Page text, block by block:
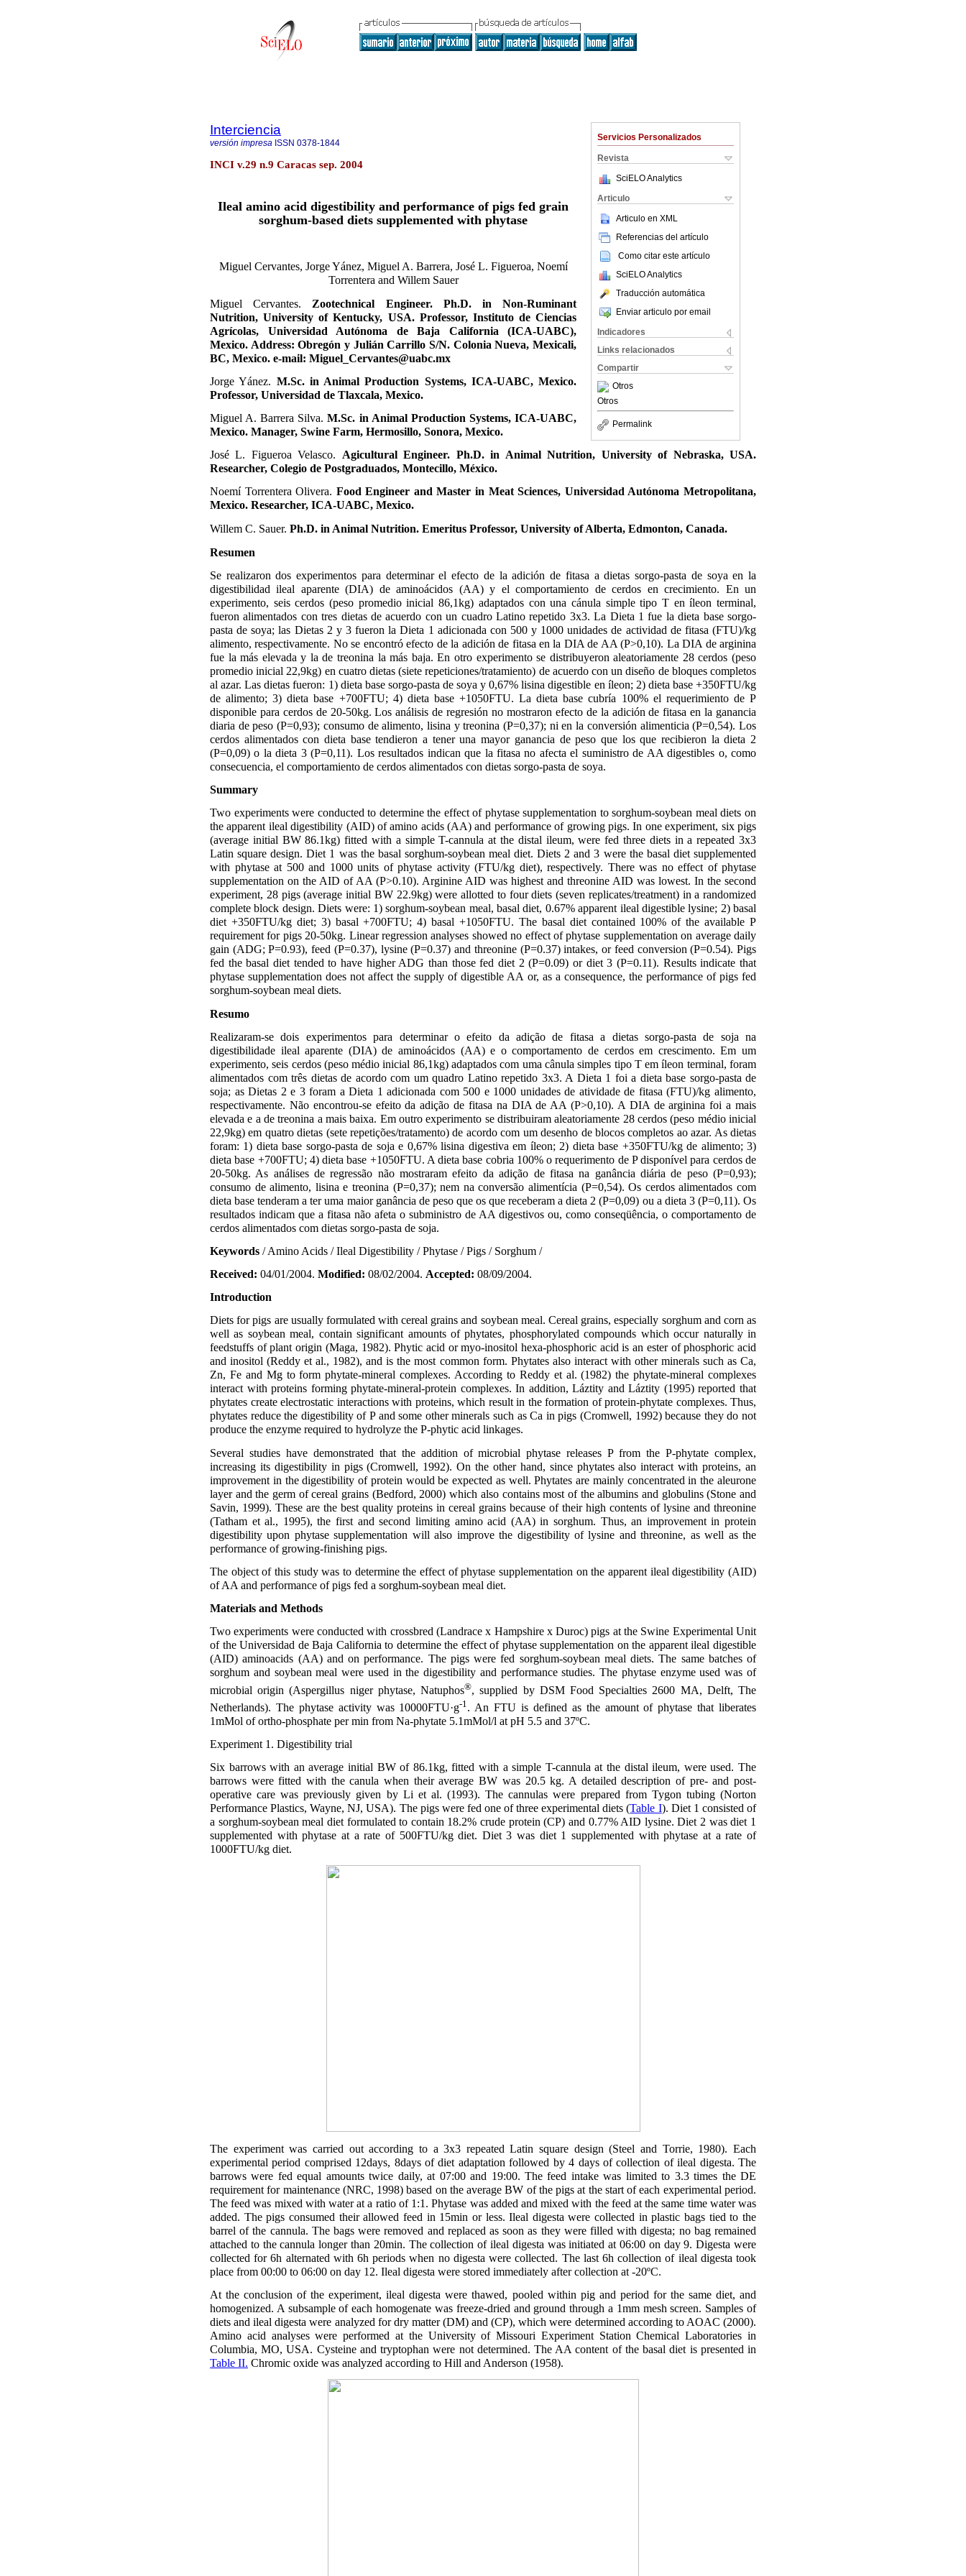
Servicios Personalizados
Revista
SciELO Analytics
Articulo
Articulo en XML
Referencias del artículo
Como citar este artículo
SciELO Analytics
Traducción automática
Enviar articulo por email
Indicadores
Links relacionados
Compartir
Otros
Otros
Permalink
Interciencia
versión impresa ISSN 0378-1844
INCI v.29 n.9 Caracas sep. 2004
Ileal amino acid digestibility and performance of pigs fed grain
sorghum-based diets supplemented with phytase
Miguel Cervantes, Jorge Yánez, Miguel A. Barrera, José L. Figueroa, Noemí
Torrentera and Willem Sauer
Miguel Cervantes. Zootechnical Engineer. Ph.D. in Non-Ruminant
Nutrition, University of Kentucky, USA. Professor, Instituto de Ciencias
Agrícolas, Universidad Autónoma de Baja California (ICA-UABC),
Mexico. Address: Obregón y Julián Carrillo S/N. Colonia Nueva, Mexicali,
BC, Mexico. e-mail: Miguel_Cervantes@uabc.mx
Jorge Yánez. M.Sc. in Animal Production Systems, ICA-UABC, Mexico.
Professor, Universidad de Tlaxcala, Mexico.
Miguel A. Barrera Silva.M.Sc. in Animal Production Systems, ICA-UABC,
Mexico. Manager, Swine Farm, Hermosillo, Sonora, Mexico.
José L. Figueroa Velasco. Agicultural Engineer. Ph.D. in Animal Nutrition, University of Nebraska, USA.
Researcher, Colegio de Postgraduados, Montecillo, México.
Noemí Torrentera Olivera. Food Engineer and Master in Meat Sciences, Universidad Autónoma Metropolitana,
Mexico. Researcher, ICA-UABC, Mexico.
Willem C. Sauer. Ph.D. in Animal Nutrition. Emeritus Professor, University of Alberta, Edmonton, Canada.
Resumen
Se realizaron dos experimentos para determinar el efecto de la adición de fitasa a dietas sorgo-pasta de soya en la
digestibilidad ileal aparente (DIA) de aminoácidos (AA) y el comportamiento de cerdos en crecimiento. En un
experimento, seis cerdos (peso promedio inicial 86,1kg) adaptados con una cánula simple tipo T en íleon terminal,
fueron alimentados con tres dietas de acuerdo con un cuadro Latino repetido 3x3. La Dieta 1 fue la dieta base sorgo-
pasta de soya; las Dietas 2 y 3 fueron la Dieta 1 adicionada con 500 y 1000 unidades de actividad de fitasa (FTU)/kg
alimento, respectivamente. No se encontró efecto de la adición de fitasa en la DIA de AA (P>0,10). La DIA de arginina
fue la más elevada y la de treonina la más baja. En otro experimento se distribuyeron aleatoriamente 28 cerdos (peso
promedio inicial 22,9kg) en cuatro dietas (siete repeticiones/tratamiento) de acuerdo con un diseño de bloques completos
al azar. Las dietas fueron: 1) dieta base sorgo-pasta de soya y 0,67% lisina digestible en íleon; 2) dieta base +350FTU/kg
de alimento; 3) dieta base +700FTU; 4) dieta base +1050FTU. La dieta base cubría 100% el requerimiento de P
disponible para cerdos de 20-50kg. Los análisis de regresión no mostraron efecto de la adición de fitasa en la ganancia
diaria de peso (P=0,93); consumo de alimento, lisina y treonina (P=0,37); ni en la conversión alimenticia (P=0,54). Los
cerdos alimentados con dieta base tendieron a tener una mayor ganancia de peso que los que recibieron la dieta 2
(P=0,09) o la dieta 3 (P=0,11). Los resultados indican que la fitasa no afecta el suministro de AA digestibles o, como
consecuencia, el comportamiento de cerdos alimentados con dietas sorgo-pasta de soya.
Summary
Two experiments were conducted to determine the effect of phytase supplementation to sorghum-soybean meal diets on
the apparent ileal digestibility (AID) of amino acids (AA) and performance of growing pigs. In one experiment, six pigs
(average initial BW 86.1kg) fitted with a simple T-cannula at the distal ileum, were fed three diets in a repeated 3x3
Latin square design. Diet 1 was the basal sorghum-soybean meal diet. Diets 2 and 3 were the basal diet supplemented
with phytase at 500 and 1000 units of phytase activity (FTU/kg diet), respectively. There was no effect of phytase
supplementation on the AID of AA (P>0.10). Arginine AID was highest and threonine AID was lowest. In the second
experiment, 28 pigs (average initial BW 22.9kg) were allotted to four diets (seven replicates/treatment) in a randomized
complete block design. Diets were: 1) sorghum-soybean meal, basal diet, 0.67% apparent ileal digestible lysine; 2) basal
diet +350FTU/kg diet; 3) basal +700FTU; 4) basal +1050FTU. The basal diet contained 100% of the available P
requirement for pigs 20-50kg. Linear regression analyses showed no effect of phytase supplementation on average daily
gain (ADG; P=0.93), feed (P=0.37), lysine (P=0.37) and threonine (P=0.37) intakes, or feed conversion (P=0.54). Pigs
fed the basal diet tended to have higher ADG than those fed diet 2 (P=0.09) or diet 3 (P=0.11). Results indicate that
phytase supplementation does not affect the supply of digestible AA or, as a consequence, the performance of pigs fed
sorghum-soybean meal diets.
Resumo
Realizaram-se dois experimentos para determinar o efeito da adição de fitasa a dietas sorgo-pasta de soja na
digestibilidade ileal aparente (DIA) de aminoácidos (AA) e o comportamento de cerdos em crescimento. Em um
experimento, seis cerdos (peso médio inicial 86,1kg) adaptados com uma cânula simples tipo T em íleon terminal, foram
alimentados com três dietas de acordo com um quadro Latino repetido 3x3. A Dieta 1 foi a dieta base sorgo-pasta de
soja; as Dietas 2 e 3 foram a Dieta 1 adicionada com 500 e 1000 unidades de atividade de fitasa (FTU)/kg alimento,
respectivamente. Não encontrou-se efeito da adição de fitasa na DIA de AA (P>0,10). A DIA de arginina foi a mais
elevada e a de treonina a mais baixa. Em outro experimento se distribuiram aleatoriamente 28 cerdos (peso médio inicial
22,9kg) em quatro dietas (sete repetições/tratamento) de acordo com um desenho de blocos completos ao azar. As dietas
foram: 1) dieta base sorgo-pasta de soja e 0,67% lisina digestiva em íleon; 2) dieta base +350FTU/kg de alimento; 3)
dieta base +700FTU; 4) dieta base +1050FTU. A dieta base cobria 100% o requerimento de P disponível para cerdos de
20-50kg. As análises de regressão não mostraram efeito da adição de fitasa na ganância diária de peso (P=0,93);
consumo de alimento, lisina e treonina (P=0,37); nem na conversão alimentícia (P=0,54). Os cerdos alimentados com
dieta base tenderam a ter uma maior ganância de peso que os que receberam a dieta 2 (P=0,09) ou a dieta 3 (P=0,11). Os
resultados indicam que a fitasa não afeta o subministro de AA digestivos ou, como conseqüência, o comportamento de
cerdos alimentados com dietas sorgo-pasta de soja.
Keywords / Amino Acids / Ileal Digestibility / Phytase / Pigs / Sorghum /
Received: 04/01/2004. Modified: 08/02/2004. Accepted: 08/09/2004.
Introduction
Diets for pigs are usually formulated with cereal grains and soybean meal. Cereal grains, especially sorghum and corn as
well as soybean meal, contain significant amounts of phytates, phosphorylated compounds which occur naturally in
feedstuffs of plant origin (Maga, 1982). Phytic acid or myo-inositol hexa-phosphoric acid is an ester of phosphoric acid
and inositol (Reddy et al., 1982), and is the most common form. Phytates also interact with other minerals such as Ca,
Zn, Fe and Mg to form phytate-mineral complexes. According to Reddy et al. (1982) the phytate-mineral complexes
interact with proteins forming phytate-mineral-protein complexes. In addition, Láztity and Láztity (1995) reported that
phytates create electrostatic interactions with proteins, which result in the formation of protein-phytate complexes. Thus,
phytates reduce the digestibility of P and some other minerals such as Ca in pigs (Cromwell, 1992) because they do not
produce the enzyme required to hydrolyze the P-phytic acid linkages.
Several studies have demonstrated that the addition of microbial phytase releases P from the P-phytate complex,
increasing its digestibility in pigs (Cromwell, 1992). On the other hand, since phytates also interact with proteins, an
improvement in the digestibility of protein would be expected as well. Phytates are mainly concentrated in the aleurone
layer and the germ of cereal grains (Bedford, 2000) which also contains most of the albumins and globulins (Stone and
Savin, 1999). These are the best quality proteins in cereal grains because of their high contents of lysine and threonine
(Tatham et al., 1995), the first and second limiting amino acid (AA) in sorghum. Thus, an improvement in protein
digestibility upon phytase supplementation will also improve the digestibility of lysine and threonine, as well as the
performance of growing-finishing pigs.
The object of this study was to determine the effect of phytase supplementation on the apparent ileal digestibility (AID)
of AA and performance of pigs fed a sorghum-soybean meal diet.
Materials and Methods
Two experiments were conducted with crossbred (Landrace x Hampshire x Duroc) pigs at the Swine Experimental Unit
of the Universidad de Baja California to determine the effect of phytase supplementation on the apparent ileal digestible
(AID) aminoacids (AA) and on performance. The pigs were fed sorghum-soybean meal diets. The same batches of
sorghum and soybean meal were used in the digestibility and performance studies. The phytase enzyme used was of
microbial origin (Aspergillus niger phytase, Natuphos®, supplied by DSM Food Specialties 2600 MA, Delft, The
Netherlands). The phytase activity was 10000FTU·g-1 . An FTU is defined as the amount of phytase that liberates
1mMol of ortho-phosphate per min from Na-phytate 5.1mMol/l at pH 5.5 and 37ºC.
Experiment 1. Digestibility trial
Six barrows with an average initial BW of 86.1kg, fitted with a simple T-cannula at the distal ileum, were used. The
barrows were fitted with the canula when their average BW was 20.5 kg. A detailed description of pre- and post-
operative care was previously given by Li et al. (1993). The cannulas were prepared from Tygon tubing (Norton
Performance Plastics, Wayne, NJ, USA). The pigs were fed one of three experimental diets (Table I). Diet 1 consisted of
a sorghum-soybean meal diet formulated to contain 18.2% crude protein (CP) and 0.77% AID lysine. Diet 2 was diet 1
supplemented with phytase at a rate of 500FTU/kg diet. Diet 3 was diet 1 supplemented with phytase at a rate of
1000FTU/kg diet.
The experiment was carried out according to a 3x3 repeated Latin square design (Steel and Torrie, 1980). Each
experimental period comprised 12days, 8days of diet adaptation followed by 4 days of collection of ileal digesta. The
barrows were fed equal amounts twice daily, at 07:00 and 19:00. The feed intake was limited to 3.3 times the DE
requirement for maintenance (NRC, 1998) based on the average BW of the pigs at the start of each experimental period.
The feed was mixed with water at a ratio of 1:1. Phytase was added and mixed with the feed at the same time water was
added. The pigs consumed their allowed feed in 15min or less. Ileal digesta were collected in plastic bags tied to the
barrel of the cannula. The bags were removed and replaced as soon as they were filled with digesta; no bag remained
attached to the cannula longer than 20min. The collection of ileal digesta was initiated at 06:00 on day 9. Digesta were
collected for 6h alternated with 6h periods when no digesta were collected. The last 6h collection of ileal digesta took
place from 00:00 to 06:00 on day 12. Ileal digesta were stored immediately after collection at -20ºC.
At the conclusion of the experiment, ileal digesta were thawed, pooled within pig and period for the same diet, and
homogenized. A subsample of each homogenate was freeze-dried and ground through a 1mm mesh screen. Samples of
diets and ileal digesta were analyzed for dry matter (DM) and (CP), which were determined according to AOAC (2000).
Amino acid analyses were performed at the University of Missouri Experiment Station Chemical Laboratories in
Columbia, MO, USA. Cysteine and tryptophan were not determined. The AA content of the basal diet is presented in
Table II. Chromic oxide was analyzed according to Hill and Anderson (1958).